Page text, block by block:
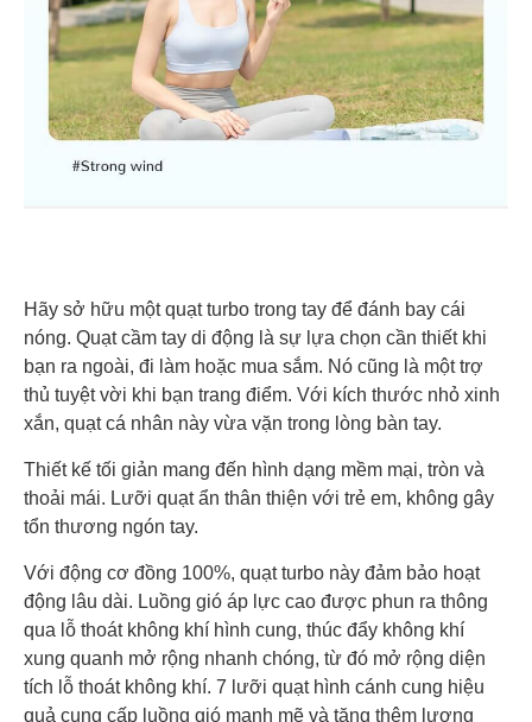
Hãy sở hữu một quạt turbo trong tay để đánh bay cái
nóng. Quạt cầm tay di động là sự lựa chọn cần thiết khi
bạn ra ngoài, đi làm hoặc mua sắm. Nó cũng là một trợ
thủ tuyệt vời khi bạn trang điểm. Với kích thước nhỏ xinh
xắn, quạt cá nhân này vừa vặn trong lòng bàn tay.
Thiết kế tối giản mang đến hình dạng mềm mại, tròn và
thoải mái. Lưỡi quạt ẩn thân thiện với trẻ em, không gây
tổn thương ngón tay.
Với động cơ đồng 100%, quạt turbo này đảm bảo hoạt
động lâu dài. Luồng gió áp lực cao được phun ra thông
qua lỗ thoát không khí hình cung, thúc đẩy không khí
xung quanh mở rộng nhanh chóng, từ đó mở rộng diện
tích lỗ thoát không khí. 7 lưỡi quạt hình cánh cung hiệu
quả cung cấp luồng gió mạnh mẽ và tăng thêm lượng